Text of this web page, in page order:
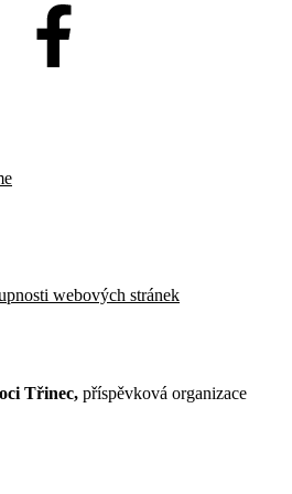
webových stránek
Třinec, příspěvková organizace